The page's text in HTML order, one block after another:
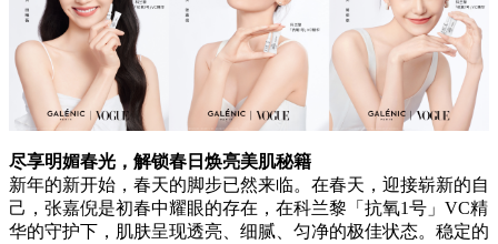
尽享明媚春光，解锁春日 焕亮美肌秘籍
新年的新开始，春天的脚步已然来临。在春天，迎接崭新的自
己，张嘉倪是初春中耀眼的存在，在科兰黎「抗氧1号」VC精
华的守护下，肌肤呈现透亮、细腻、匀净的极佳状态。稳定的